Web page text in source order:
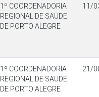
1º COORDENADORIA
REGIONAL DE SAUDE
DE PORTO ALEGRE
11/
1º COORDENADORIA
REGIONAL DE SAUDE
DE PORTO ALEGRE
21/